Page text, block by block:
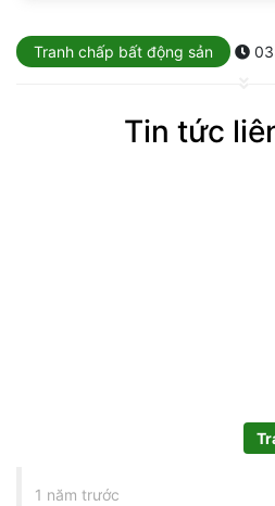
Tranh chấp bất động sản
Tin tức
1 năm trước